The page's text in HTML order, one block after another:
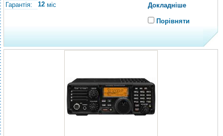
Гарантія:
12 міс Докладніше
Порівняти